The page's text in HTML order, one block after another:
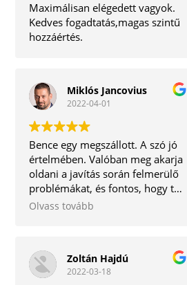
Maximálisan elégedett vagyok.
Kedves fogadtatás,magas szintű
hozzáértés.
Miklós Jancovius
2022-04-01
Bence egy megszállott. A szó jó
értelmében. Valóban meg akarja
oldani a javítás során felmerülő
problémákat, és fontos, hogy te,
mint ügyfél ne távozz tőle
Olvass tovább
Zoltán Hajdú
2022-03-18